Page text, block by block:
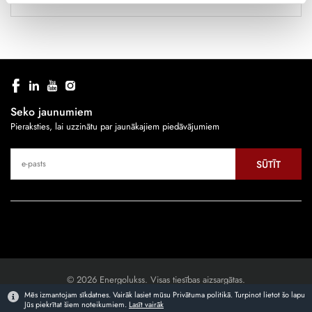
Mēs izmantojam sīkdatnes. Vairāk lasiet mūsu Privātuma politikā. Turpinot lietot šo lapu
Jūs piekrītat šiem noteikumiem.Lasīt vairāk
Seko jaunumiem
Pieraksties, lai uzzinātu par jaunākajiem piedāvājumiem
SŪTĪT
© 2026 Energolukss. Visas tiesības aizsargātas.